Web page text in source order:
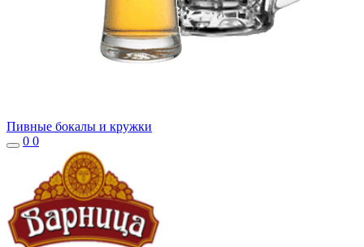
Пивные бокалы и кружки
0 0